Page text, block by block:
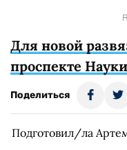
Для новой
проспекте
Поделиться
Подготовил/ла